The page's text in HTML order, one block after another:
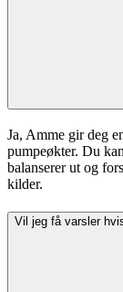
Ja, Amme gir deg
pumpeøkter. Du
balanserer ut og
kilder.
Vil jeg få varsler